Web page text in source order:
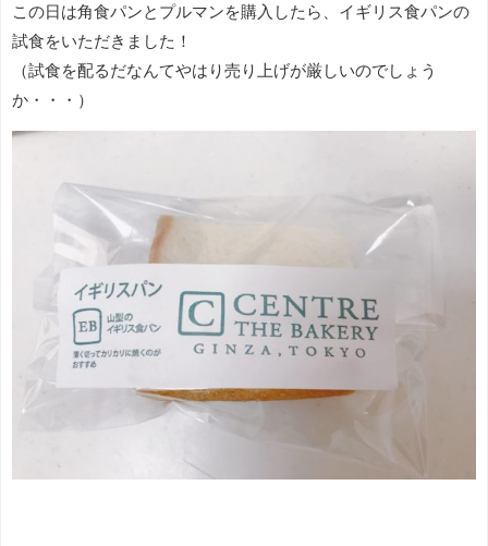
この日は角食パンとプルマンを購入したら、イギリス食パンの
試食をいただきました！
（試食を配るだなんてやはり売り上げが厳しいのでしょう
か・・・）